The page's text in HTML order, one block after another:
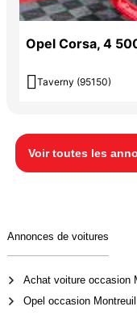
Opel Corsa, 4
 Taverny (95150)
Voir toutes les
Annonces de voitures
Achat voiture occasion
Opel occasion